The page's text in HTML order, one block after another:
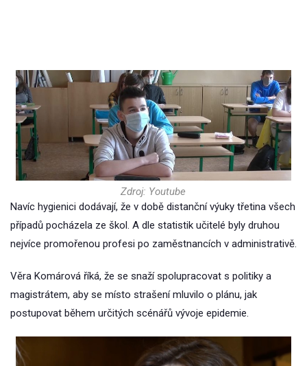
Zdroj: Youtube
Navíc hygienici dodávají, že v době distanční výuky třetina všech
případů pocházela ze škol. A dle statistik učitelé byly druhou
nejvíce promořenou profesi po zaměstnancích v administrativě.
Věra Komárová říká, že se snaží spolupracovat s politiky a
magistrátem, aby se místo strašení mluvilo o plánu, jak
postupovat během určitých scénářů vývoje epidemie.